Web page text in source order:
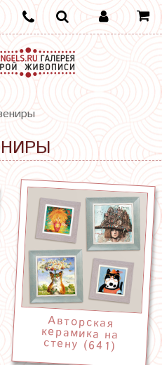
Авторская
керамика на
стену (641)